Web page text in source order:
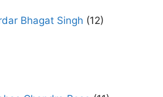
Bhagat Singh (12)